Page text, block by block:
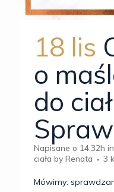
18 lis
o
do
Napisane o 14:32h in
ciała by Renata 3
Mówimy: